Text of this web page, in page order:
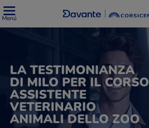
Menú
LA TESTIMONIANZA
DI MILO PER IL CORSO
ASSISTENTE
VETERINARIO
ANIMALI DELLO ZOO